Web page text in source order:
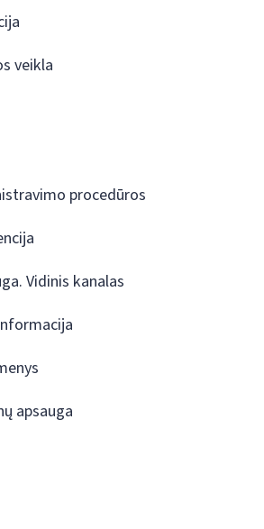
veikla
procedūros
Vidinis kanalas
apsauga